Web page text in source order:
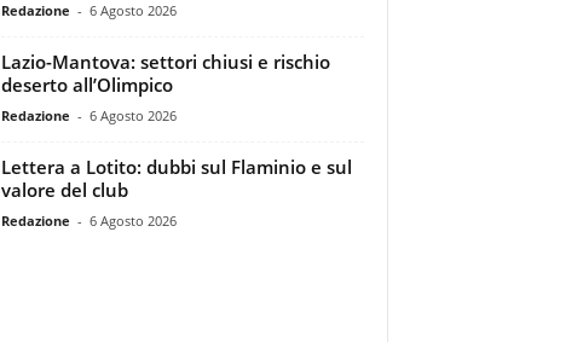
Redazione - 6 Agosto 2026
Lazio-Mantova: settori chiusi e rischio
deserto all’Olimpico
Redazione - 6 Agosto 2026
Lettera a Lotito: dubbi sul Flaminio e sul
valore del club
Redazione - 6 Agosto 2026